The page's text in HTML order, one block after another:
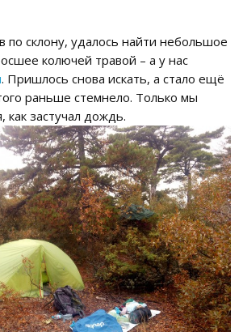
по склону, удалось найти небольшое
колючей травой – а у нас
. Пришлось снова искать, а стало ещё
раньше стемнело. Только мы
как застучал дождь.